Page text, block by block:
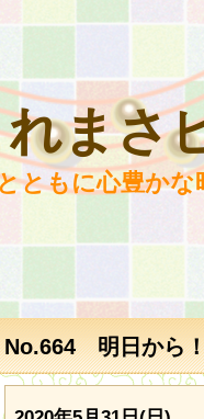
まさ
ともに心豊か
No.664 明日から